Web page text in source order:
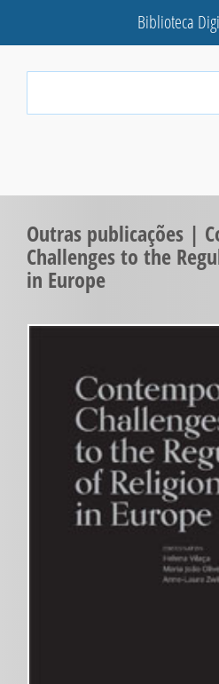
Biblioteca
Terms:
Outras publicações |
Challenges to the
in Europe